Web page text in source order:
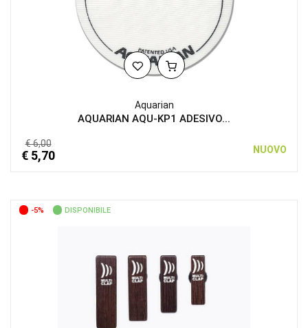
Aquarian
AQUARIAN AQU-KP1 ADESIVO...
€ 6,00
€ 5,70 NUOVO
-5% DISPONIBILE